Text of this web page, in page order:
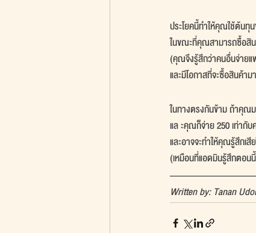
ประโยคนี้ทำให้คุณใช้ต้นทุ
ในขณะที่คุณสามารถซื้อสิ
(คุณจึงรู้สึกว่าคนอื่นจ่าย
และมีโอกาสที่จะซื้อสินค้า
ในทางตรงกันข้าม ถ้าคุ
แล ะคุณก็จ่าย 250 เท่ากั
และอาจจะทำให้คุณรู้สึกเ
(เหมือนที่แอดมินรู้สึกตอ
Written by: Tanan